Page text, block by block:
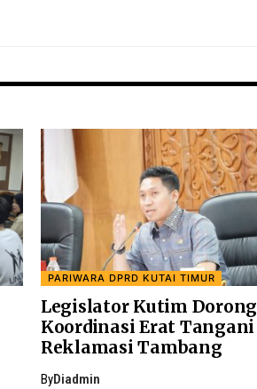
PARIWARA DPRD KUTAI TIMUR
Legislator Kutim Dorong
Koordinasi Erat Tangani
Reklamasi Tambang
ByDiadmin